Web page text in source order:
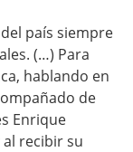
país siempre
(…) Para
hablando en
de
Enrique
recibir su